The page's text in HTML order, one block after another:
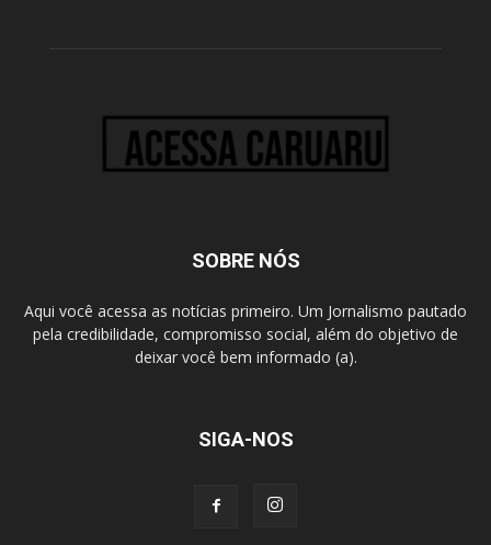
SOBRE NÓS
Aqui você acessa as notícias primeiro. Um Jornalismo pautado
pela credibilidade, compromisso social, além do objetivo de
deixar você bem informado (a).
SIGA-NOS